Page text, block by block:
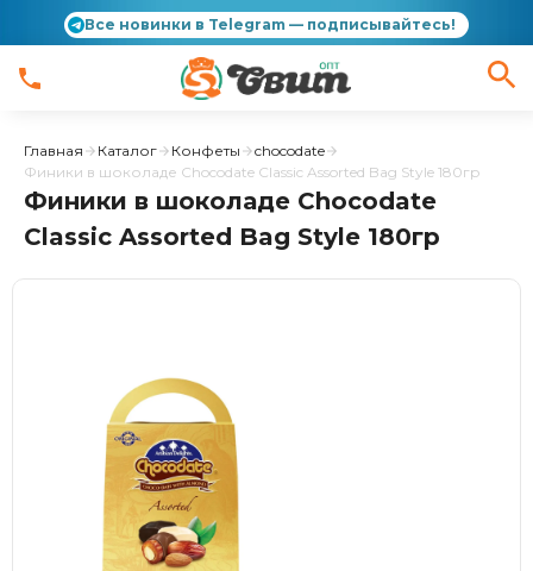
Все новинки в Telegram — подписывайтесь!
Главная Каталог Конфеты
chocodate
Финики в шоколаде Chocodate Classic Assorted Bag Style 180гр
Финики в шоколаде Chocodate
Classic Assorted Bag Style 180гр